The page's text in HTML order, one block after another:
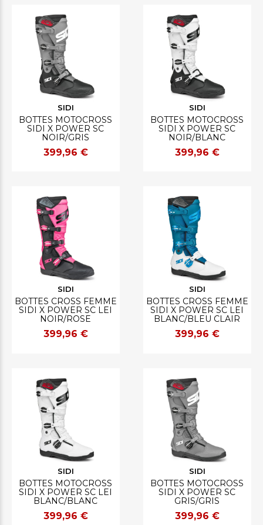
SIDI
BOTTES MOTOCROSS
SIDI X POWER SC
NOIR/GRIS
399,96 €
SIDI
BOTTES MOTOCROSS
SIDI X POWER SC
NOIR/BLANC
399,96 €
SIDI
BOTTES CROSS FEMME
SIDI X POWER SC LEI
NOIR/ROSE
399,96 €
SIDI
BOTTES CROSS FEMME
SIDI X POWER SC LEI
BLANC/BLEU CLAIR
399,96 €
SIDI
BOTTES MOTOCROSS
SIDI X POWER SC LEI
BLANC/BLANC
399,96 €
SIDI
BOTTES MOTOCROSS
SIDI X POWER SC
GRIS/GRIS
399,96 €